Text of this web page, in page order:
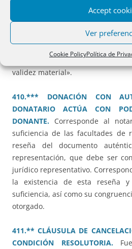
Accept
Ver
Cookie PolicyPolítica de
Reglamento. «El notario debe
la professio iuris tacita
compatibilidad o no con la ley
mortis causa, considerando
validez material».
410.*** DONACIÓN CON
DONATARIO ACTÚA CON
DONANTE. Corresponde al
suficiencia de las facultades de
reseña del documento
representación, que debe ser
jurídico representativo.
la existencia de esta reseña
suficiencia, así como su
otorgado.
411.** CLÁUSULA DE
CONDICIÓN RESOLUTORIA.